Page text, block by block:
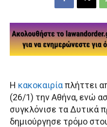
Η κακοκαιρίαπλήττει
(26/1) την Αθήνα, ενώ
συγκλόνισε τα Δυτικά
δημιούργησε τρόμο